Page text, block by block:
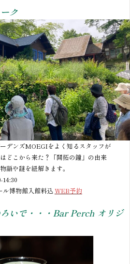
ク
デンズMOEGIをよく知るスタッフが
どこから来た？「開拓の鐘」の由来
語や謎を紐解きます。
博物館入館料込WEB予約
いで・・・Bar Perch オリジ